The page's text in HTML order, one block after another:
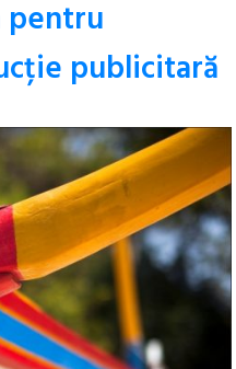
pentru
publicitară